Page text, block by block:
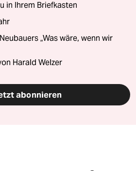
in Ihrem Briefkasten
„Was wäre, wenn wir
Harald Welzer
abonnieren